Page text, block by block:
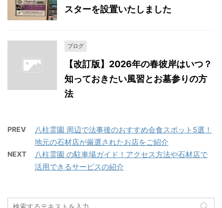
スターを設置いたしました
ブログ
【改訂版】2026年の春彼岸はいつ？
知っておきたい風習とお墓参りの方
法
PREV
八柱霊園 周辺で法事後のおすすめ会食スポット5選！
地元の石材店が厳選されたお店をご紹介
NEXT
八柱霊園 の駐車場ガイド！アクセス方法や石材店で
活用できるサービスの紹介